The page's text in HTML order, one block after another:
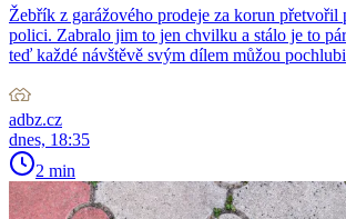
Žebřík z garážového prodeje za korun přetvořil
polici. Zabralo jim to jen chvilku a stálo je to
teď každé návštěvě svým dílem můžou
adbz.cz
dnes, 18:35
2 min